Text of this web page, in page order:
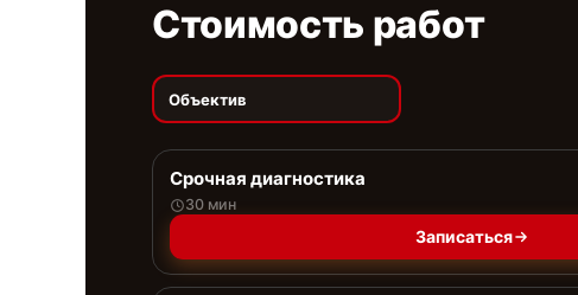
Стоимость работ
Объектив
Срочная диагностика
30 мин
Записаться